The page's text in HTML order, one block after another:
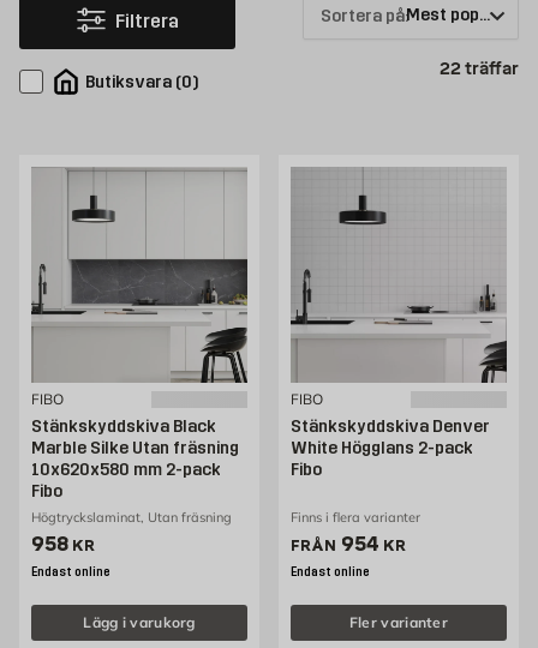
Välkommen att kolla in vårt sortiment av stänkskyddsskivor som du kan
köpa bekvämt från Byggmax. Kom in till din närmaste Byggmax-butik eller
Filtrera
Butiksvara (0)
Sortera på:
22 träffar
FIBO
Stänkskyddskiva Black
Marble Silke Utan fräsning
10x620x580 mm 2-pack
Fibo
Högtryckslaminat, Utan fräsning
Pris 958 kr
958 KR
Endast online
Lägg i varukorg
FIBO
Stänkskyddskiva Denver
White Högglans 2-pack
Fibo
Finns i flera varianter
FRÅN Pris 954 kr
954 KR
Endast online
Fler varianter